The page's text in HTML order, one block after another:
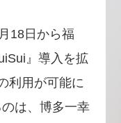
18日から福
』導入を拡
利用が可能に
は、博多一幸